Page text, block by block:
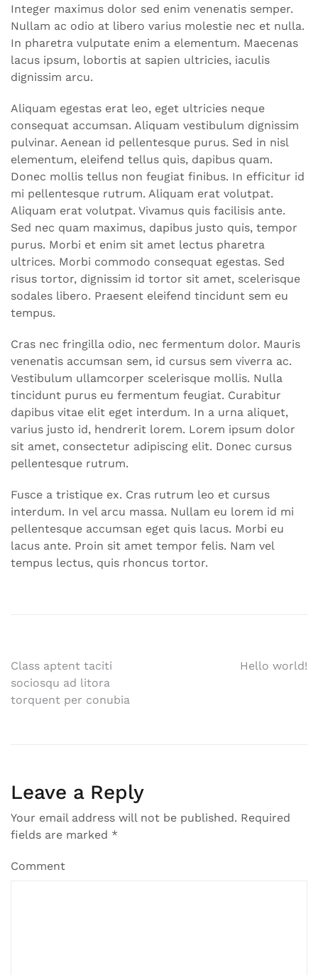
Integer maximus dolor sed enim venenatis semper.
Nullam ac odio at libero varius molestie nec et nulla.
In pharetra vulputate enim a elementum. Maecenas
lacus ipsum, lobortis at sapien ultricies, iaculis
dignissim arcu.
Aliquam egestas erat leo, eget ultricies neque
consequat accumsan. Aliquam vestibulum dignissim
pulvinar. Aenean id pellentesque purus. Sed in nisl
elementum, eleifend tellus quis, dapibus quam.
Donec mollis tellus non feugiat finibus. In efficitur id
mi pellentesque rutrum. Aliquam erat volutpat.
Aliquam erat volutpat. Vivamus quis facilisis ante.
Sed nec quam maximus, dapibus justo quis, tempor
purus. Morbi et enim sit amet lectus pharetra
ultrices. Morbi commodo consequat egestas. Sed
risus tortor, dignissim id tortor sit amet, scelerisque
sodales libero. Praesent eleifend tincidunt sem eu
tempus.
Cras nec fringilla odio, nec fermentum dolor. Mauris
venenatis accumsan sem, id cursus sem viverra ac.
Vestibulum ullamcorper scelerisque mollis. Nulla
tincidunt purus eu fermentum feugiat. Curabitur
dapibus vitae elit eget interdum. In a urna aliquet,
varius justo id, hendrerit lorem. Lorem ipsum dolor
sit amet, consectetur adipiscing elit. Donec cursus
pellentesque rutrum.
Fusce a tristique ex. Cras rutrum leo et cursus
interdum. In vel arcu massa. Nullam eu lorem id mi
pellentesque accumsan eget quis lacus. Morbi eu
lacus ante. Proin sit amet tempor felis. Nam vel
tempus lectus, quis rhoncus tortor.
Post
navigation
Class aptent taciti
sociosqu ad litora
torquent per conubia
Hello world!
Leave a Reply
Your email address will not be published. Required
fields are marked *
Comment